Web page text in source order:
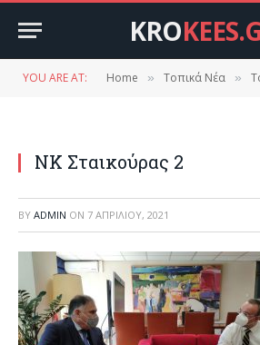
KRO
YOU ARE AT: Home » Τοπικά Νέα » Το
ΝΚ Σταικούρας 2
BY ADMIN ON 7 ΑΠΡΙΛΊΟΥ, 2021